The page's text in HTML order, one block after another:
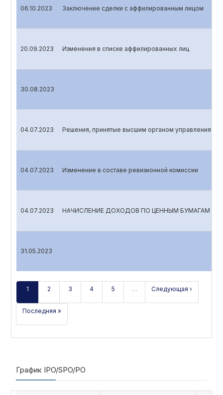
06.10.2023 Заключение сделки с аффилированным лицом
20.09.2023 Изменения в списке аффилированных лиц
30.08.2023
04.07.2023 Решения, принятые высшим органом управления
04.07.2023 Изменение в составе ревизионной комиссии
04.07.2023 НАЧИСЛЕНИЕ ДОХОДОВ ПО ЦЕННЫМ БУМАГАМ
31.05.2023
1 2 3 4 5 … Следующая ›
Последняя »
График IPO/SPO/PO